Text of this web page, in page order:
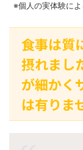
※個人の実体験に
食事は質
摂れまし
が細かく
は有りま